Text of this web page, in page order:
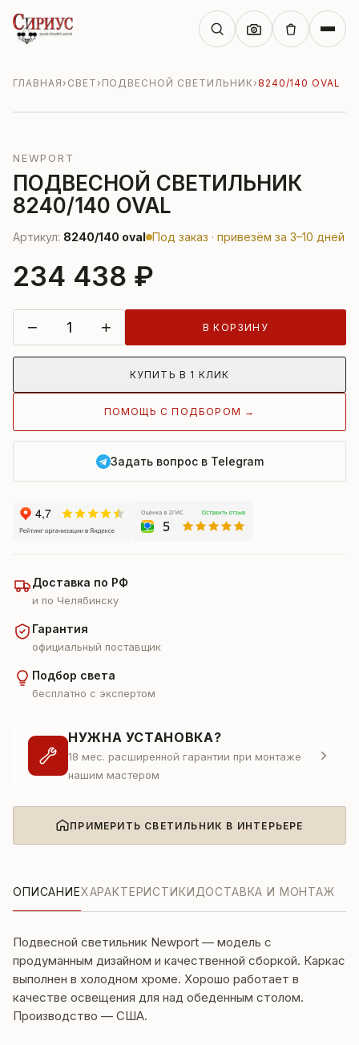
ГЛАВНАЯ› СВЕТ› ПОДВЕСНОЙ СВЕТИЛЬНИК› 8240/140 OVAL
NEWPORT
ПОДВЕСНОЙ СВЕТИЛЬНИК
8240/140 OVAL
Артикул: 8240/140 oval Под заказ · привезём за 3–10 дней
234 438 ₽
− + В КОРЗИНУ
КУПИТЬ В 1 КЛИК
ПОМОЩЬ С ПОДБОРОМ →
Задать вопрос в Telegram
Доставка по РФ
и по Челябинску
Гарантия
официальный поставщик
Подбор света
бесплатно с экспертом
НУЖНА УСТАНОВКА?
18 мес. расширенной гарантии при монтаже
нашим мастером
ПРИМЕРИТЬ СВЕТИЛЬНИК В ИНТЕРЬЕРЕ
ОПИСАНИЕХАРАКТЕРИСТИКИДОСТАВКА И МОНТАЖ
Подвесной светильник Newport — модель с
продуманным дизайном и качественной сборкой. Каркас
выполнен в холодном хроме. Хорошо работает в
качестве освещения для над обеденным столом.
Производство — США.